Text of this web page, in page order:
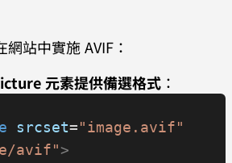
站中實施 AVIF：
元素提供備選格式 ：
srcset="image.avif"
avif">